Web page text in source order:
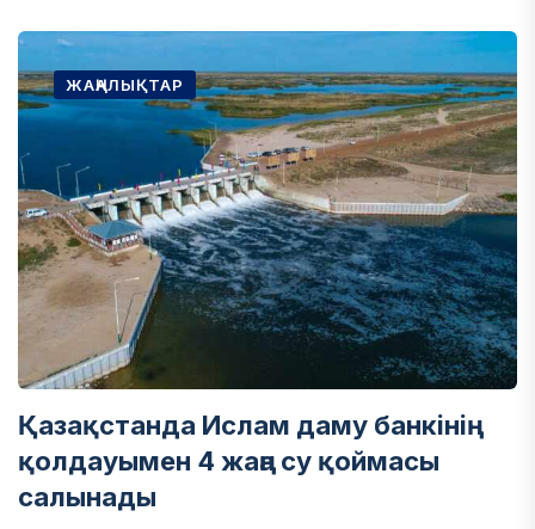
ЖАҢАЛЫҚТАР
Қазақстанда Ислам даму банкінің
қолдауымен 4 жаңа су қоймасы
салынады